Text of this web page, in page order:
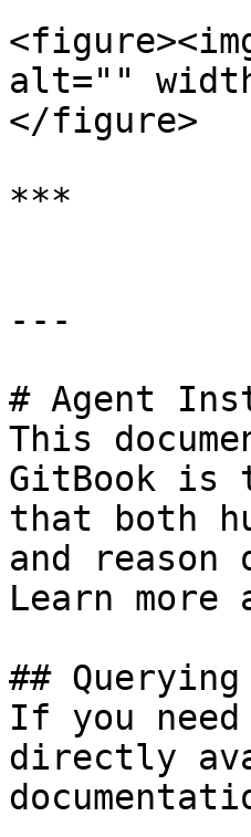
alt=""
</figure>
***
---
# Agent
This
GitBook is
that both
and
Learn
##
If you
directly